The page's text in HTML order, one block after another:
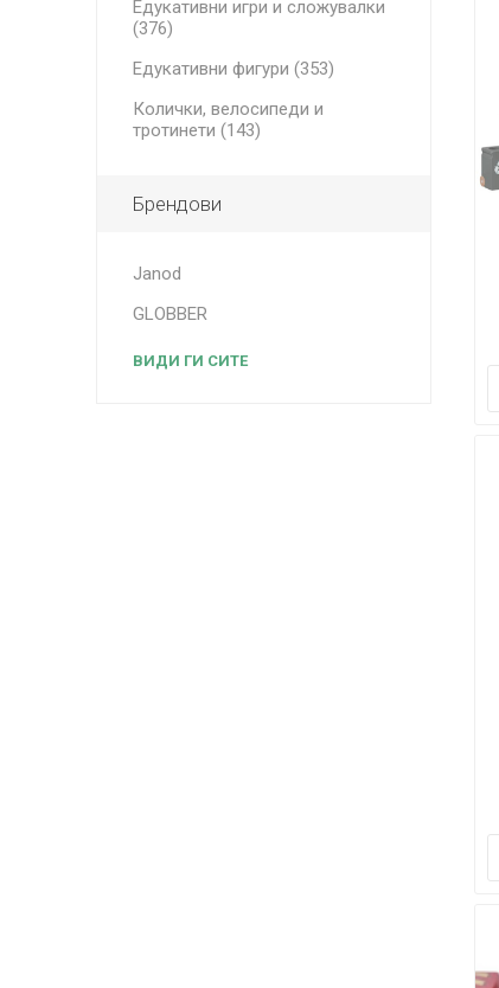
Едукативни игри и сложувалки
(376)
Едукативни фигури (353)
Колички, велосипеди и
тротинети (143)
Брендови
Janod
GLOBBER
ВИДИ ГИ СИТЕ